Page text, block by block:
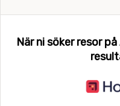
Carezza Ski
När ni söker resor